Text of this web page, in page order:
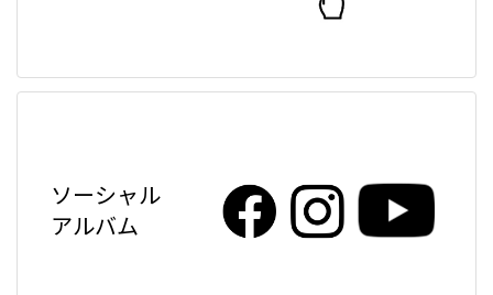
ソーシャル
アルバム